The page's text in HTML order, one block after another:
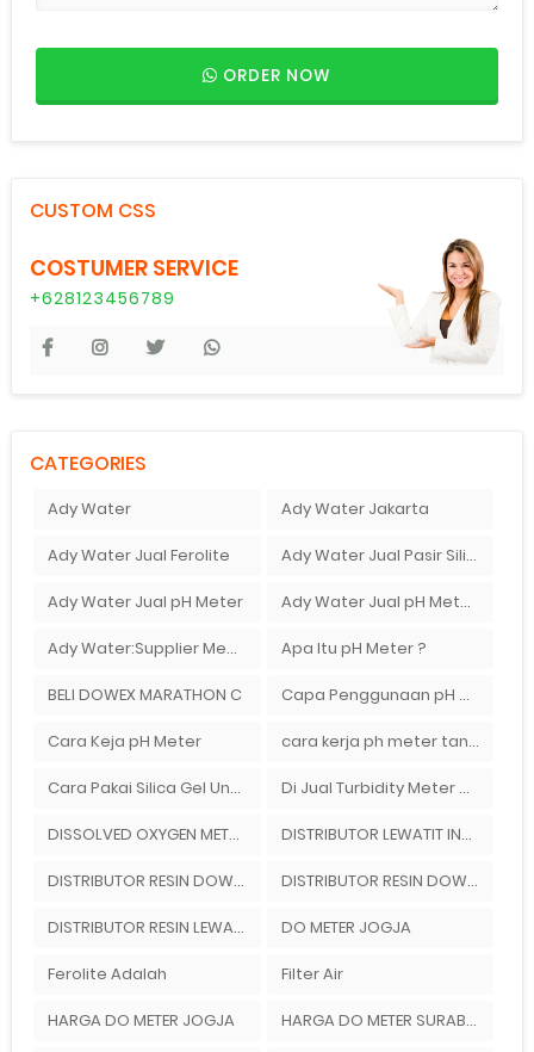
ORDER NOW
CUSTOM CSS
COSTUMER SERVICE
+628123456789
CATEGORIES
Ady Water Ady Water Jakarta
Ady Water Jual Ferolite Ady Water Jual Pasir Silika
Ady Water Jual pH Meter Ady Water Jual pH Meter Berbagai Macam Merek
Ady Water:Supplier Membran Reverse Osmosis ( RO ) Di Bandung Apa Itu pH Meter ?
BELI DOWEX MARATHON C Capa Penggunaan pH Meter Tanah Ionox
Cara Keja pH Meter cara kerja ph meter tanah
Cara Pakai Silica Gel Untuk Kamera Di Jual Turbidity Meter Merek Hanna Instrument Di Ady Water
DISSOLVED OXYGEN METER JAKARTA DISTRIBUTOR LEWATIT INDONESIA
DISTRIBUTOR RESIN DOWEX DISTRIBUTOR RESIN DOWEX DI INDONESIA
DISTRIBUTOR RESIN LEWATIT DO METER JOGJA
Ferolite Adalah Filter Air
HARGA DO METER JOGJA HARGA DO METER SURABAYA